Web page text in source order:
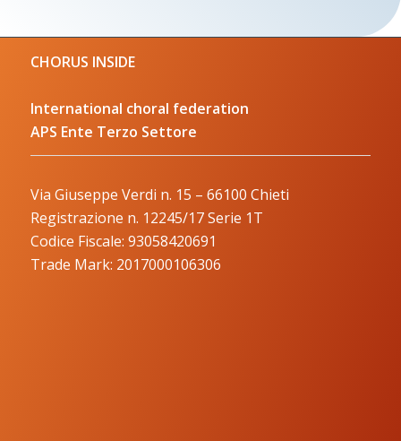
CHORUS INSIDE
International choral federation
APS Ente Terzo Settore
Via Giuseppe Verdi n. 15 – 66100 Chieti
Registrazione n. 12245/17 Serie 1T
Codice Fiscale: 93058420691
Trade Mark: 2017000106306